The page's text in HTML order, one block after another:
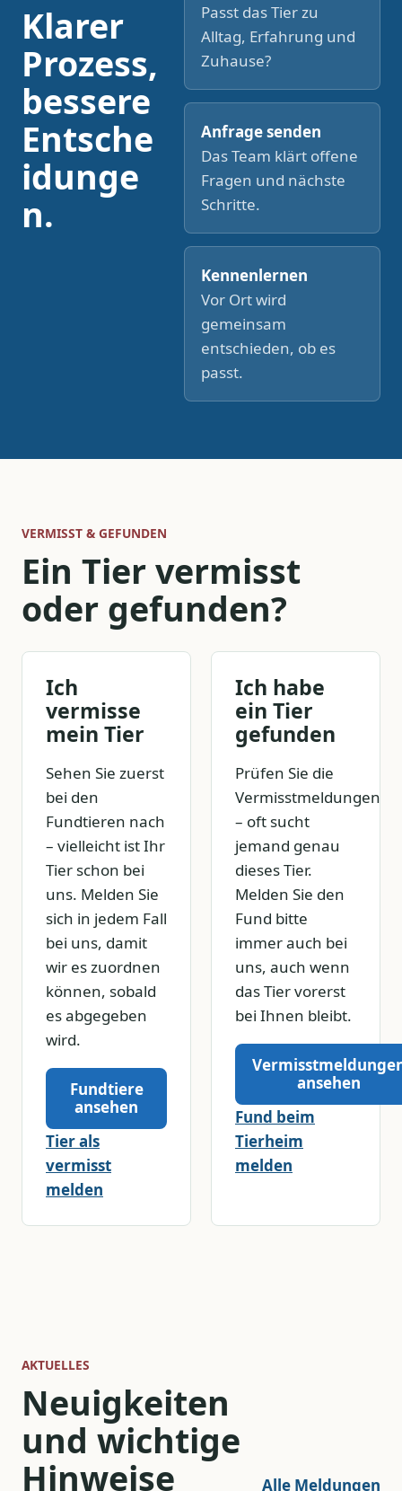
Klarer
Prozess,
bessere
Entsche
idunge
n.
Passt das Tier zu
Alltag, Erfahrung und
Zuhause?
Anfrage senden
Das Team klärt offene
Fragen und nächste
Schritte.
Kennenlernen
Vor Ort wird
gemeinsam
entschieden, ob es
passt.
VERMISST & GEFUNDEN
Ein Tier vermisst
oder gefunden?
Ich
vermisse
mein Tier
Sehen Sie zuerst
bei den
Fundtieren nach
– vielleicht ist Ihr
Tier schon bei
uns. Melden Sie
sich in jedem Fall
bei uns, damit
wir es zuordnen
können, sobald
es abgegeben
wird.
Fundtiere
ansehen
Tier als
vermisst
melden
Ich habe
ein Tier
gefunden
Prüfen Sie die
Vermisstmeldungen
– oft sucht
jemand genau
dieses Tier.
Melden Sie den
Fund bitte
immer auch bei
uns, auch wenn
das Tier vorerst
bei Ihnen bleibt.
ansehen
Fund beim
Tierheim
melden
AKTUELLES
Neuigkeiten
und wichtige
Hinweise
Alle Meldungen